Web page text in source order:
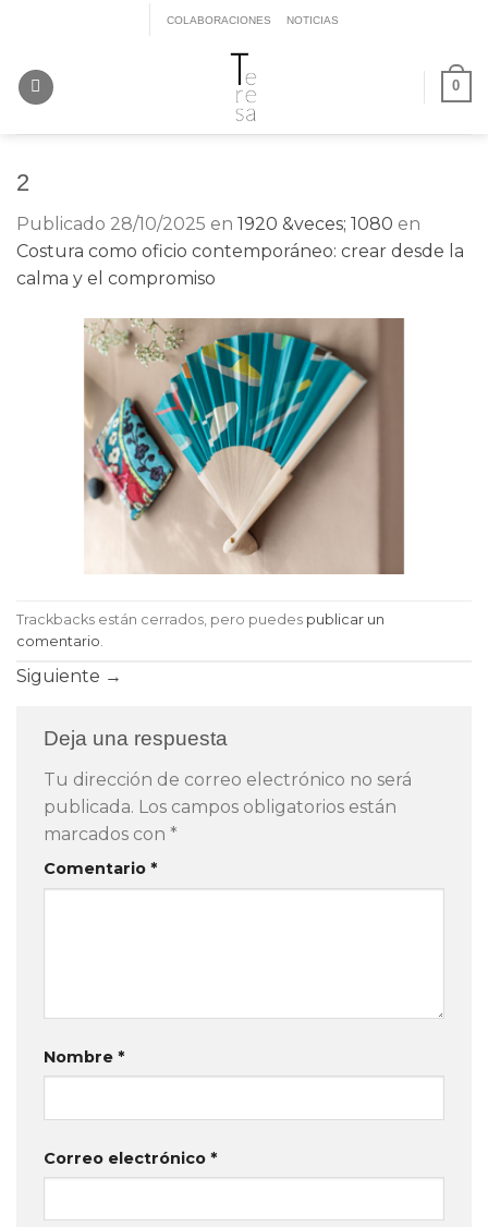
contenido
COLABORACIONES NOTICIAS
0
2
Publicado 28/10/2025 en 1920 &veces; 1080 en
Costura como oficio contemporáneo: crear desde la
calma y el compromiso
Trackbacks están cerrados, pero puedes publicar un
comentario
Siguiente →
Deja una respuesta
Tu dirección de correo electrónico no será
publicada. Los campos obligatorios están
marcados con *
Comentario *
Nombre *
Correo electrónico *